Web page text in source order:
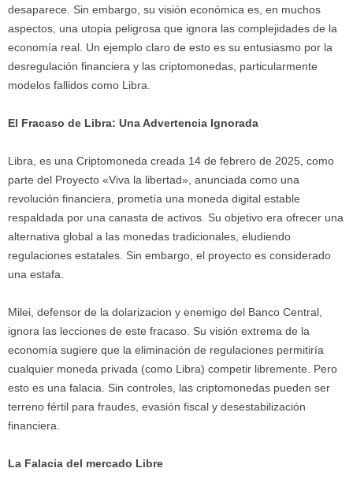
desaparece. Sin embargo, su visión económica es, en muchos
aspectos, una utopia peligrosa que ignora las complejidades de la
economía real. Un ejemplo claro de esto es su entusiasmo por la
desregulación financiera y las criptomonedas, particularmente
modelos fallidos como Libra.
El Fracaso de Libra: Una Advertencia Ignorada
Libra, es una Criptomoneda creada 14 de febrero de 2025, como
parte del Proyecto «Viva la libertad», anunciada como una
revolución financiera, prometía una moneda digital estable
respaldada por una canasta de activos. Su objetivo era ofrecer una
alternativa global a las monedas tradicionales, eludiendo
regulaciones estatales. Sin embargo, el proyecto es considerado
una estafa.
Milei, defensor de la dolarizacion y enemigo del Banco Central,
ignora las lecciones de este fracaso. Su visión extrema de la
economía sugiere que la eliminación de regulaciones permitiría
cualquier moneda privada (como Libra) competir libremente. Pero
esto es una falacia. Sin controles, las criptomonedas pueden ser
terreno fértil para fraudes, evasión fiscal y desestabilización
financiera.
La Falacia del mercado Libre